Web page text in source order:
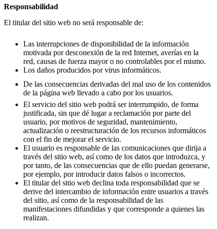
Responsabilidad
El titular del sitio web no será responsable de:
Las interrupciones de disponibilidad de la información
motivada por desconexión de la red Internet, averías en la
red, causas de fuerza mayor o no controlables por el mismo.
Los daños producidos por virus informáticos.
De las consecuencias derivadas del mal uso de los contenidos
de la página web llevado a cabo por los usuarios.
El servicio del sitio web podrá ser interrumpido, de forma
justificada, sin que dé lugar a reclamación por parte del
usuario, por motivos de seguridad, mantenimiento,
actualización o reestructuración de los recursos informáticos
con el fin de mejorar el servicio.
El usuario es responsable de las comunicaciones que dirija a
través del sitio web, así como de los datos que introduzca, y
por tanto, de las consecuencias que de ello puedan generarse,
por ejemplo, por introducir datos falsos o incorrectos.
El titular del sitio web declina toda responsabilidad que se
derive del intercambio de información entre usuarios a través
del sitio, así como de la responsabilidad de las
manifestaciones difundidas y que corresponde a quienes las
realizan.